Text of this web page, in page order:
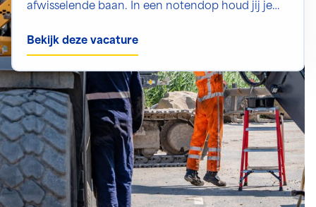
afwisselende baan. In een notendop houd jij je
anderen. Van voetbalvelden tot golfbanen en van
atletiekcomplexen tot evenemententerreinen.
Bekijk deze vacature